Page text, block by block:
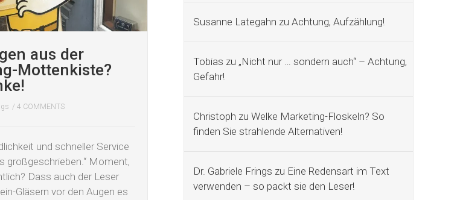
aus der
Mottenkiste?
/4 COMMENTS
und schneller Service
großgeschrieben.“ Moment,
Dass auch der Leser
Gläsern vor den Augen es
Susanne Lategahn zuAchtung, Aufzählung!
Tobias zu „Nicht nur … sondern auch“ – Achtung,
Gefahr!
Christoph zuWelke Marketing-Floskeln? So
finden Sie strahlende Alternativen!
Dr. Gabriele Frings zu Eine Redensart im Text
verwenden – so packt sie den Leser!